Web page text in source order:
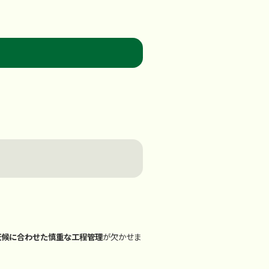
に合わせた慎重な工程管理が欠かせま